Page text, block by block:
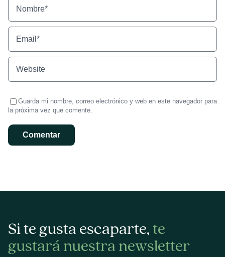
Guarda mi nombre, correo electrónico y web en este navegador para
la próxima vez que comente.
Si te gusta escaparte,te
gustará nuestra newsletter